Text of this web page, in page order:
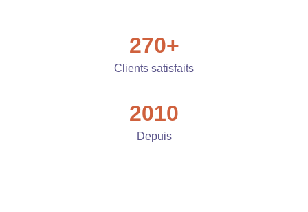
270+
2010
Depuis
Clients satisfaits